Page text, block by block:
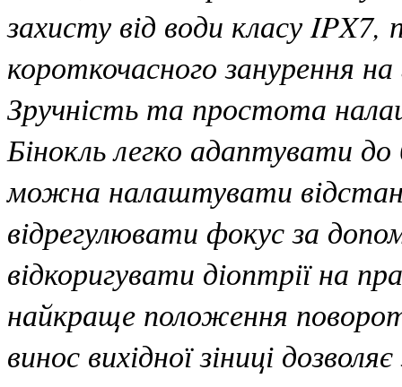
захисту від води класу IPX7,
короткочасного занурення
Зручність та простота
Бінокль легко адаптувати
можна налаштувати
відрегулювати фокус за
відкоригувати діоптрії на
найкраще положення
винос вихідної зіниці